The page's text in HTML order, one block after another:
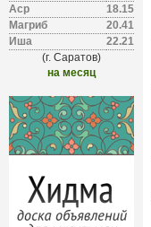
Аср
18.15
Магриб
20.41
Иша
22.21
(г. Саратов)
на месяц